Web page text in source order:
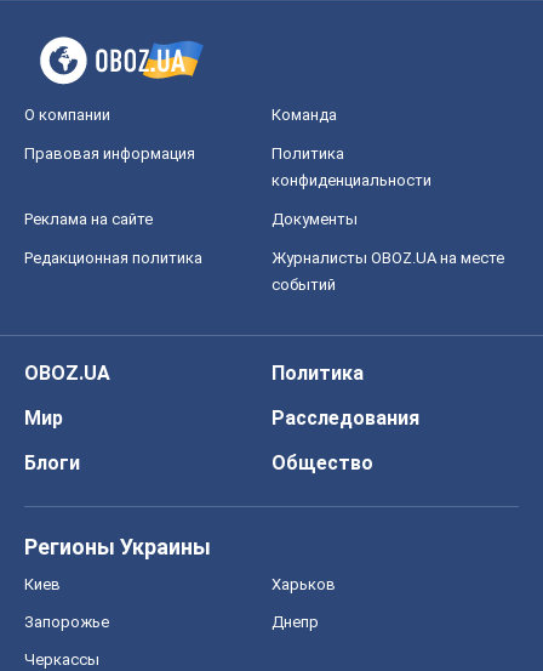
О компании Команда
Правовая информация
Политика
конфиденциальности
Реклама на сайте Документы
Редакционная политика
Журналисты OBOZ.UA на месте
событий
OBOZ.UA
Политика
Мир
Расследования
Блоги
Общество
Регионы Украины
Киев Харьков
Запорожье Днепр
Черкассы